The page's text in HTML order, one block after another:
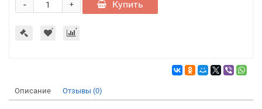
+
- Купить
Описание Отзывы (0)